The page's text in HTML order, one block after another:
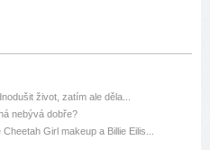
život, zatím ale děla...
nebývá dobře?
Girl makeup a Billie Eilis...